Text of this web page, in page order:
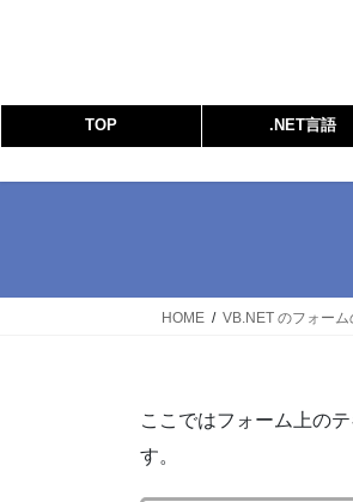
ス
ン
TOP .NET言語
HOME VB.NET のフォーム
ここではフォーム上の
す。